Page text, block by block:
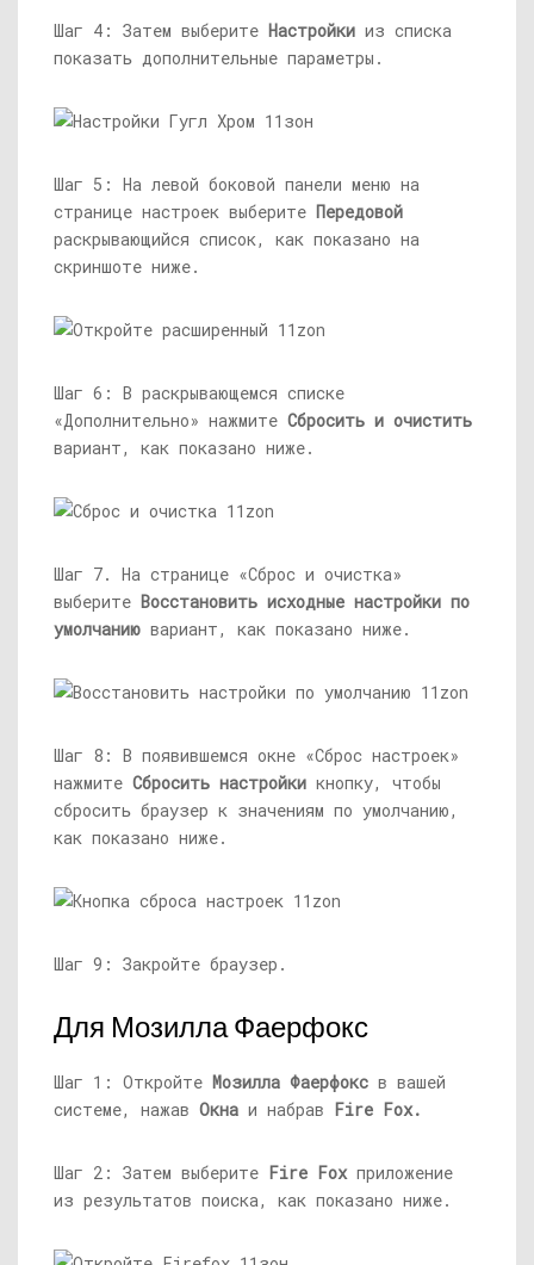
Шаг 4: Затем выберите Настройки из списка
показать дополнительные параметры.
Шаг 5: На левой боковой панели меню на
странице настроек выберите Передовой
раскрывающийся список, как показано на
скриншоте ниже.
Шаг 6: В раскрывающемся списке
«Дополнительно» нажмите Сбросить и очистить
вариант, как показано ниже.
Шаг 7. На странице «Сброс и очистка»
выберите Восстановить исходные настройки по
умолчанию вариант, как показано ниже.
Шаг 8: В появившемся окне «Сброс настроек»
нажмите Сбросить настройки кнопку, чтобы
сбросить браузер к значениям по умолчанию,
как показано ниже.
Шаг 9: Закройте браузер.
Для Мозилла Фаерфокс
Шаг 1: Откройте Мозилла Фаерфокс в вашей
системе, нажав Окна и набрав Fire Fox.
Шаг 2: Затем выберите Fire Foxприложение
из результатов поиска, как показано ниже.